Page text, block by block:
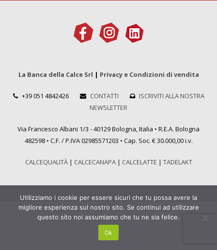
La Banca della Calce Srl | Privacy e Condizioni di vendita
+39 051 4842426 CONTATTI
ISCRIVITI ALLA NOSTRA
NEWSLETTER
Via Francesco Albani 1/3 - 40129 Bologna, Italia • R.E.A. Bologna
482598 • C.F. / P.IVA 02985571203 • Cap. Soc. € 30.000,00 i.v.
CALCEQUALITÀ| CALCECANAPA| CALCELATTE | TADELAKT
Utilizziamo i cookie per essere sicuri che tu possa avere la
migliore esperienza sul nostro sito. Se continui ad utilizzare
questo sito noi assumiamo che tu ne sia felice.
Ok